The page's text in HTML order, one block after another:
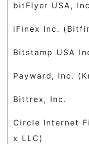
bitFlyer USA,
iFinex Inc.
Bitstamp USA
Payward, Inc.
Bittrex, Inc.
Circle Internet
x LLC)